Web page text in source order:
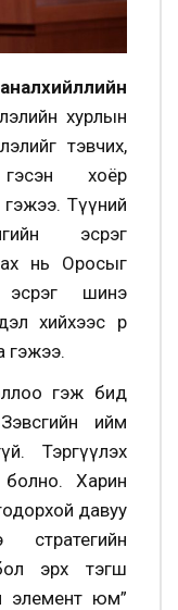
хурлын
тэвчих,
гэсэн хоёр
Түүний
эсрэг
нь Оросыг
эсрэг шинэ
хийхээс өөр
гэжээ.
гэж бид
ийм
Тэргүүлэх
Харин
давуу
эрх тэгш
элемент юм”